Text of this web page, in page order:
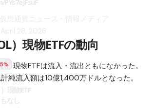
）現物ETFの動向
現物ETFは流入・流出ともになかった。
純流入額は10億1,400万ドルとなった。